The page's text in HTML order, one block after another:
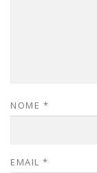
NOME *
EMAIL *